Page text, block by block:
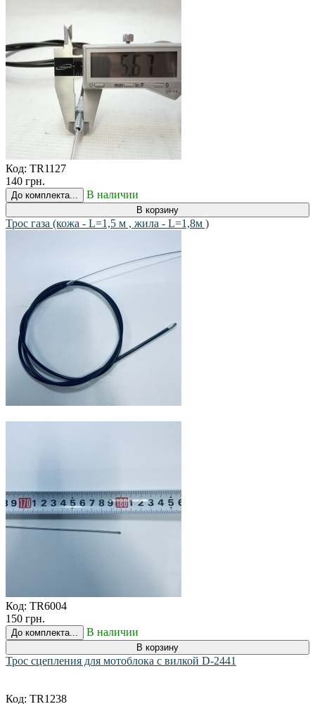
Код:
140 грн.
До комплекта... В наличии
Трос газа (кожа - L=1,5 м , жила - L=1,8м )